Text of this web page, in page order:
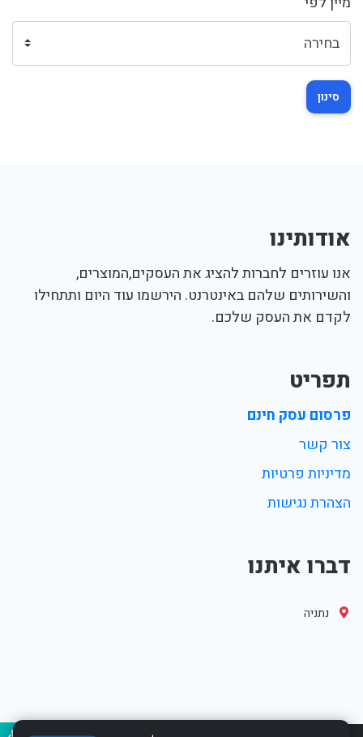
סינון
אודותינו
אנו עוזרים לחברות להציג את העסקים,המוצרים,
והשירותים שלהם באינטרנט. הירשמו עוד היום ותתחילו
לקדם את העסק שלכם.
תפריט
פרסום עסק חינם
צור קשר
מדיניות פרטיות
הצהרת נגישות
דברו איתנו
נתניה